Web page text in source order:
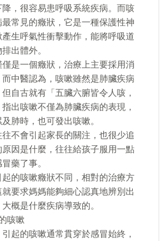
，很容易患呼吸系統疾病。而咳
常見的癥狀，它是一種保護性神
生呼氣性衝擊動作，能將呼吸道
出體外。
是一個癥狀，治療上主要採用消
中醫認為，咳嗽雖然是肺臟疾病
自古就有「五臟六腑皆令人咳，
出咳嗽不僅為肺臟疾病的表現，
肺時，也可發出咳嗽。
不會引起家長的關注，也很少追
因是什麼，往往給孩子服用一點
藥了事。
的咳嗽癥狀不同，相對的治療方
要求媽媽能夠細心認真地辨別出
概是什麼疾病導致的。
咳嗽
起的咳嗽通常貫穿於感冒始終，